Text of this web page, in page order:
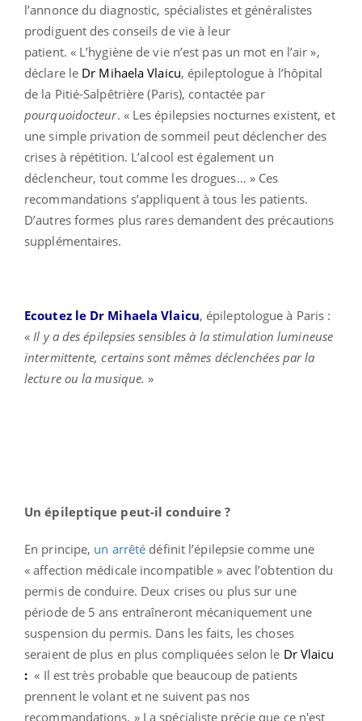
l’annonce du diagnostic, spécialistes et généralistes
prodiguent des conseils de vie à leur
patient. « L’hygiène de vie n’est pas un mot en l’air »,
déclare le Dr Mihaela Vlaicu, épileptologue à l’hôpital
de la Pitié-Salpêtrière (Paris), contactée par
pourquoidocteur. « Les épilepsies nocturnes existent, et
une simple privation de sommeil peut déclencher des
crises à répétition. L’alcool est également un
déclencheur, tout comme les drogues… » Ces
recommandations s’appliquent à tous les patients.
D’autres formes plus rares demandent des précautions
supplémentaires.
Ecoutez le Dr Mihaela Vlaicu, épileptologue à Paris :
« Il y a des épilepsies sensibles à la stimulation lumineuse
intermittente, certains sont mêmes déclenchées par la
lecture ou la musique.»
Un épileptique peut-il conduire ?
En principe, un arrêté définit l’épilepsie comme une
« affection médicale incompatible » avec l’obtention du
permis de conduire. Deux crises ou plus sur une
période de 5 ans entraîneront mécaniquement une
suspension du permis. Dans les faits, les choses
seraient de plus en plus compliquées selon le Dr Vlaicu
: « Il est très probable que beaucoup de patients
prennent le volant et ne suivent pas nos
recommandations. » La spécialiste précie que ce n'est